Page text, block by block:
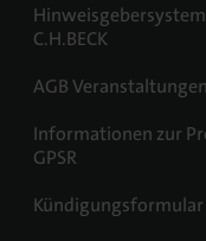
C.H.BECK
AGB Veranstaltungen
Informationen zur
GPSR
Kündigungsformular